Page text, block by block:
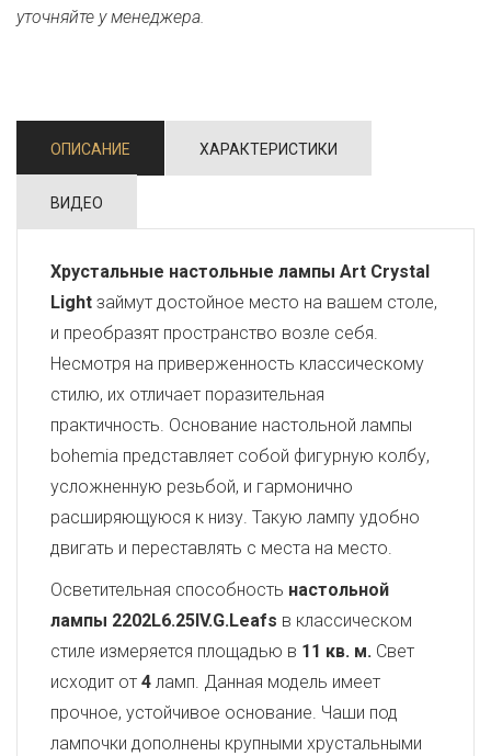
уточняйте у менеджера.
ОПИСАНИЕ ХАРАКТЕРИСТИКИ
ВИДЕО
Хрустальные настольные лампы Art Crystal
Light займут достойное место на вашем столе,
и преобразят пространство возле себя.
Несмотря на приверженность классическому
стилю, их отличает поразительная
практичность. Основание настольной лампы
bohemia представляет собой фигурную колбу,
усложненную резьбой, и гармонично
расширяющуюся к низу. Такую лампу удобно
двигать и переставлять с места на место.
Осветительная способность настольной
лампы 2202L6.25IV.G.Leafs в классическом
стиле измеряется площадью в 11 кв. м. Свет
исходит от 4 ламп. Данная модель имеет
прочное, устойчивое основание. Чаши под
лампочки дополнены крупными хрустальными